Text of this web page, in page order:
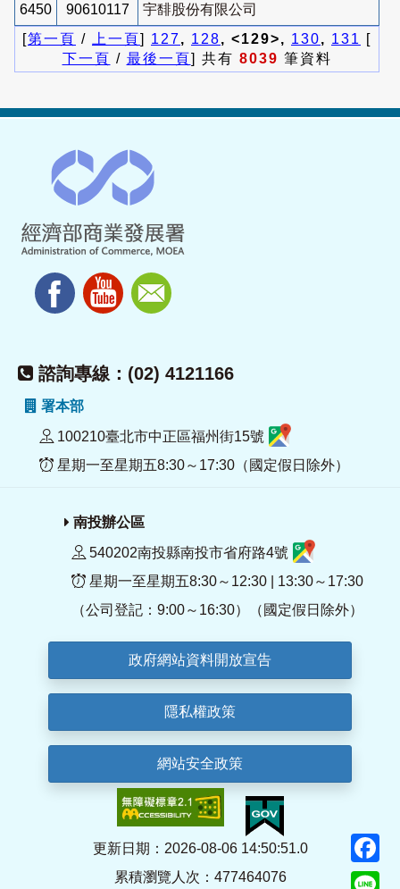
6450 90610117
宇馡股份有限公司
[第一頁 / 上一頁] 127, 128, <129>, 130, 131
[
下一頁 / 最後一頁] 共有 8039 筆資料
諮詢專線：(02) 4121166
署本部
100210臺北市中正區福州街15號
星期一至星期五8:30～17:30（國定假日除外）
南投辦公區
540202南投縣南投市省府路4號
星期一至星期五8:30～12:30 | 13:30～17:30
（公司登記：9:00～16:30）（國定假日除外）
政府網站資料開放宣告
隱私權政策
網站安全政策
更新日期：2026-08-06 14:50:51.0
累積瀏覽人次：477464076